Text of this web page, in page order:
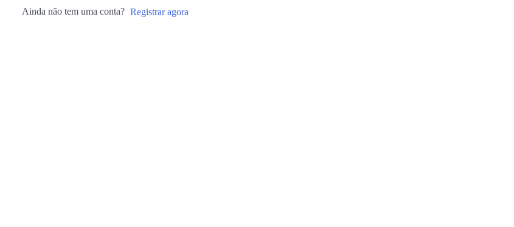
Ainda não tem uma conta? Registrar agora